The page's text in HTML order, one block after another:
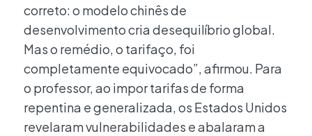
correto: o modelo chinês de
desenvolvimento cria desequilíbrio global.
Mas o remédio, o tarifaço, foi
completamente equivocado”, afirmou. Para
o professor, ao impor tarifas de forma
repentina e generalizada, os Estados Unidos
revelaram vulnerabilidades e abalaram a